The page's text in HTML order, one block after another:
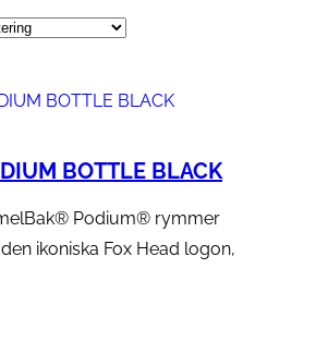
BOTTLE BLACK
Podium® rymmer
ikoniska Fox Head logon,